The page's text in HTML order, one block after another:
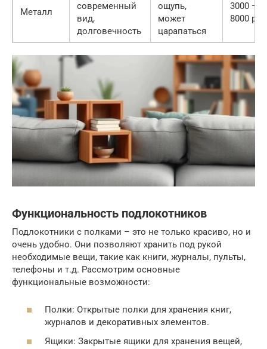
Металл
современный
вид,
долговечность
ощупь,
может
царапаться
3000 —
8000 руб.
Функциональность подлокотников
Подлокотники с полками – это не только красиво, но и
очень удобно. Они позволяют хранить под рукой
необходимые вещи, такие как книги, журналы, пульты,
телефоны и т.д. Рассмотрим основные
функциональные возможности:
Полки: Открытые полки для хранения книг,
журналов и декоративных элементов.
Ящики: Закрытые ящики для хранения вещей,